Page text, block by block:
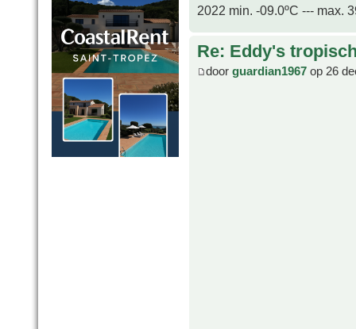
2022 min. -09.0ºC --- max.
Re: Eddy's
door guardian1967 op 26